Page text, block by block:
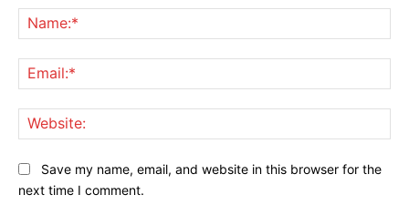
Save my name, email, and website in this browser for the
next time I comment.